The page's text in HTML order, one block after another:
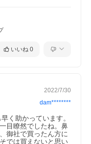
いいね 0
2022/7/30
dam********
く助かっています。
目瞭然でしたね。鼻
御社で買ったん方に
では買えないと思い